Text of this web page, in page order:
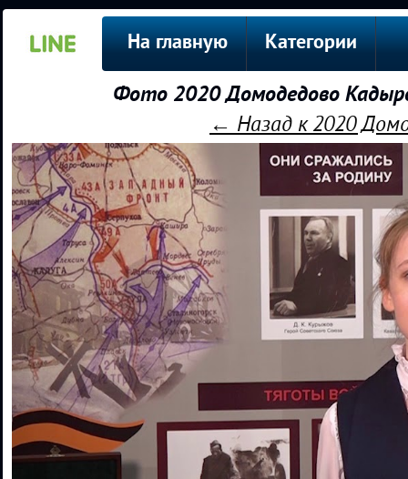
На главную Категории
Фото 2020 Домодедово
← Назад к 2020